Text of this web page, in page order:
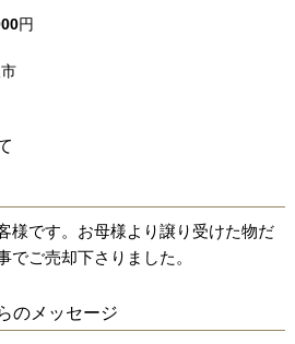
円
様です。お母様より譲り受けた物だ
でご売却下さりました。
のメッセージ